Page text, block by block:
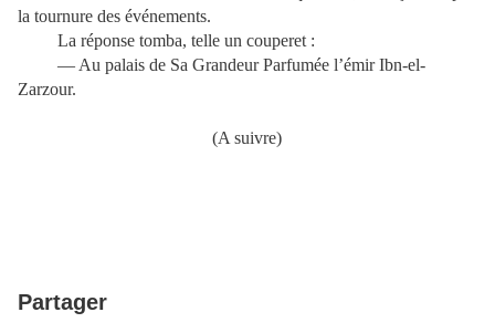
la tournure des événements.
La réponse tomba, telle un couperet :
— Au palais de Sa Grandeur Parfumée l’émir Ibn-el-
Zarzour.
(A suivre)
Partager